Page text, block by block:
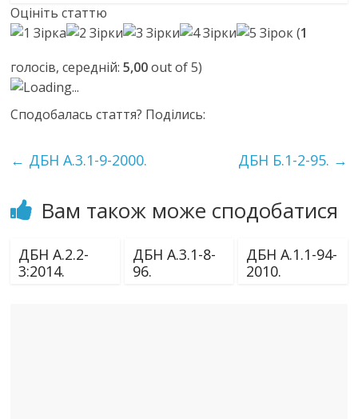
Оцініть статтю
(1
голосів, середній:5,00out of 5)
Loading...
Сподобалась стаття? Поділись:
← ДБН А.3.1-9-2000. ДБН Б.1-2-95. →
Вам також може сподобатися
ДБН А.2.2-
3:2014.
ДБН А.3.1-8-
96.
ДБН А.1.1-94-
2010.